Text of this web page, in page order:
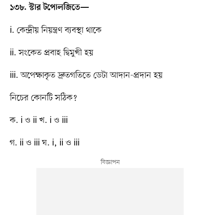
১৩৮. স্টার টপোলজিতে—
i. কেন্দ্রীয় নিয়ন্ত্রণ ব্যবস্থা থাকে
ii. সংকেত প্রবাহ দ্বিমুখী হয়
iii. অপেক্ষাকৃত দ্রুতগতিতে ডেটা আদান-প্রদান হয়
নিচের কোনটি সঠিক?
ক. i ও ii খ. i ও iii
গ. ii ও iii ঘ. i, ii ও iii